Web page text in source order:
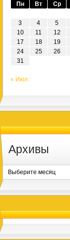
Пн Вт Ср
3
4 5
10
11 12
17
18 19
24
25 26
31
« Июл
Архивы
Архивы